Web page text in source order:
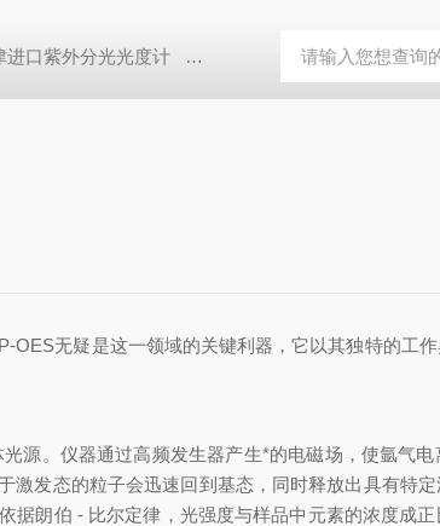
进口紫外分光光度计 蔡司MERLIN系列场发射扫描
无疑是这一领域的关键利器，它以其独特的工
源。仪器通过高频发生器产生*的电磁场，使氩气电
发态的粒子会迅速回到基态，同时释放出具有特
朗伯 - 比尔定律，光强度与样品中元素的浓度成